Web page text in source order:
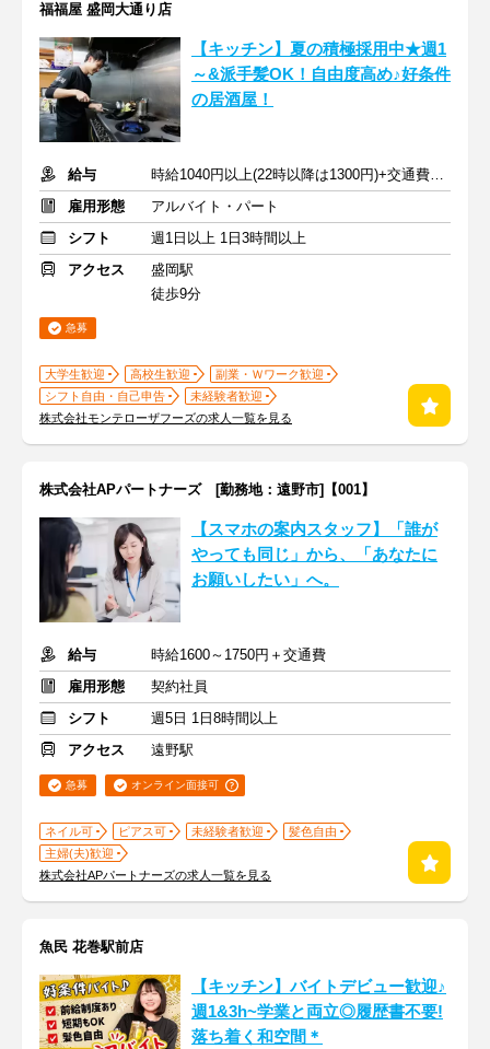
福福屋 盛岡大通り店
【キッチン】夏の積極採用中★週1
～&派手髪OK！自由度高め♪好条件
の居酒屋！
給与
時給1040円以上(22時以降は1300円)+交通費規定内支給
雇用形態
アルバイト・パート
シフト
週1日以上 1日3時間以上
アクセス
盛岡駅
徒歩9分
急募
大学生歓迎 高校生歓迎
副業・Ｗワーク歓迎
シフト自由・自己申告
未経験者歓迎
株式会社モンテローザフーズの求人一覧を見る
株式会社APパートナーズ [勤務地：遠野市]【001】
【スマホの案内スタッフ】「誰が
やっても同じ」から、「あなたに
お願いしたい」へ。
給与
時給1600～1750円＋交通費
雇用形態
契約社員
シフト
週5日 1日8時間以上
アクセス
遠野駅
急募 オンライン面接可
ネイル可 ピアス可 未経験者歓迎
髪色自由
主婦(夫)歓迎
株式会社APパートナーズの求人一覧を見る
魚民 花巻駅前店
【キッチン】バイトデビュー歓迎♪
週1&3h~学業と両立◎履歴書不要!
落ち着く和空間＊